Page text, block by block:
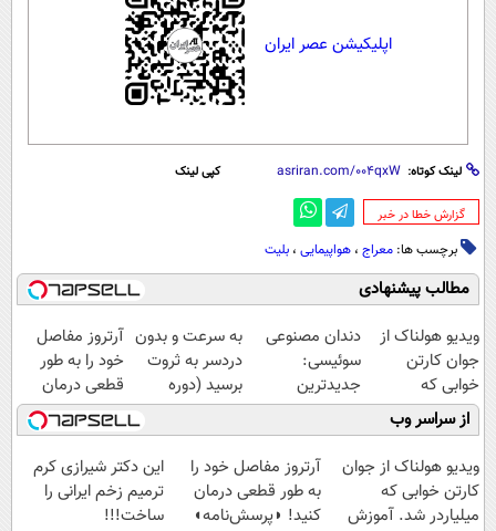
اپلیکیشن عصر ایران
لینک کوتاه: کپی لینک
‌گزارش خطا در خبر
برچسب ها: معراج ، هواپیمایی ، بلیت
مطالب پیشنهادی
ویدیو هولناک از
جوان کارتن
خوابی که
میلیاردر شد.
آموزش رایگان
دندان مصنوعی
سوئیسی:
جدیدترین
فناوری اروپا،
سبک و مقاوم |
پرداخت قسطی
به سرعت و بدون
دردسر به ثروت
برسید (دوره
کاملا رایگان
پولسازی)
آرتروز مفاصل
خود را به طور
قطعی درمان
کنید!
◗پرسش‌نامه◖
از سراسر وب
ویدیو هولناک از جوان
کارتن خوابی که
میلیاردر شد. آموزش
آرتروز مفاصل خود را
به طور قطعی درمان
کنید! ◗پرسش‌نامه◖
این دکتر شیرازی کرم
ترمیم زخم ایرانی را
ساخت!!!